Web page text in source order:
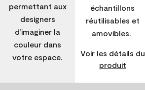
permettant aux
designers
d’imaginer la
couleur dans
votre espace.
échantillons
réutilisables et
amovibles.
Voir les détails du
produit